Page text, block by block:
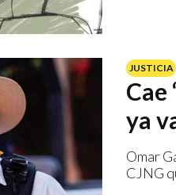
JUSTICIA
Cae
ya
Omar
CJNG